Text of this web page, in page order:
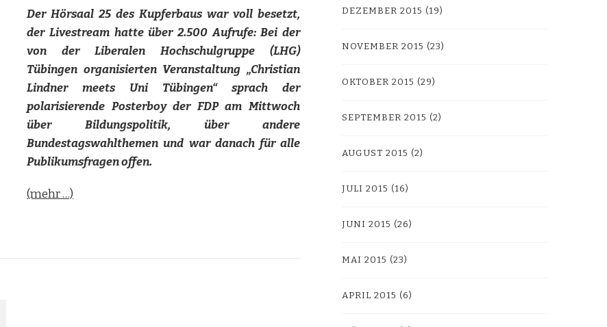
Der Hörsaal 25 des Kupferbaus war voll besetzt,
der Livestream hatte über 2.500 Aufrufe: Bei der
von der Liberalen Hochschulgruppe (LHG)
Tübingen organisierten Veranstaltung „Christian
Lindner meets Uni Tübingen“ sprach der
polarisierende Posterboy der FDP am Mittwoch
über Bildungspolitik, über andere
Bundestagswahlthemen und war danach für alle
Publikumsfragen offen.
(mehr …)
DEZEMBER 2015 (19)
NOVEMBER 2015 (23)
OKTOBER 2015 (29)
SEPTEMBER 2015 (2)
AUGUST 2015 (2)
JULI 2015 (16)
JUNI 2015 (26)
MAI 2015 (23)
APRIL 2015 (6)